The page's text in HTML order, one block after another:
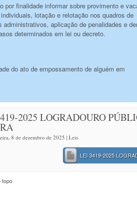
por finalidade informar sobre provimento e
lotação e relotação nos quadros de
aplicação de penalidades e
determinados em lei ou decreto.
do ato de empossamento de alguém em
2025 LOGRADOURO
8 de dezembro de 2025 |Leis
LEI 3419-2025
topo